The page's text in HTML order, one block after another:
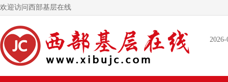
欢迎访问西部基层在线
2026-